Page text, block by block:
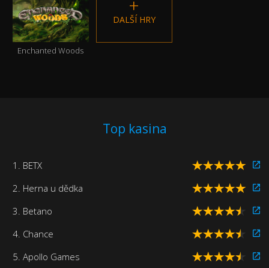
Enchanted Woods
DALŠÍ HRY
Top kasina
1. BETX
2. Herna u dědka
3. Betano
4. Chance
5. Apollo Games